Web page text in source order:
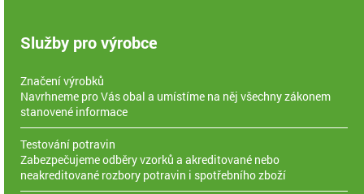
Služby pro výrobce
Značení výrobků
Navrhneme pro Vás obal a umístíme na něj všechny zákonem
stanovené informace
Testování potravin
Zabezpečujeme odběry vzorků a akreditované nebo
neakreditované rozbory potravin i spotřebního zboží